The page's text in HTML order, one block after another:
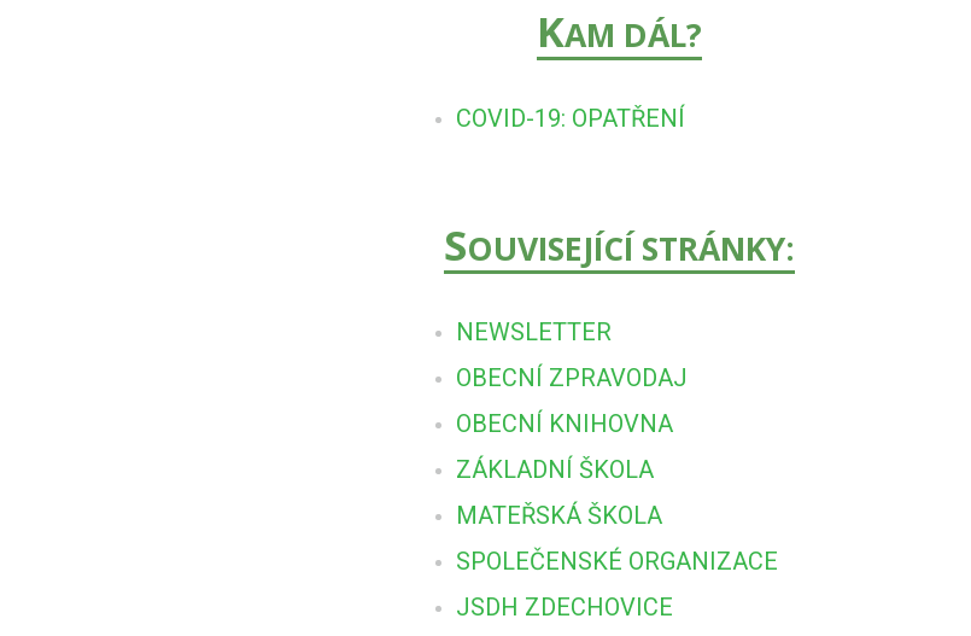
KAM DÁL?
COVID-19: OPATŘENÍ
SOUVISEJÍCÍ STRÁNKY:
NEWSLETTER
OBECNÍ ZPRAVODAJ
OBECNÍ KNIHOVNA
ZÁKLADNÍ ŠKOLA
MATEŘSKÁ ŠKOLA
SPOLEČENSKÉ ORGANIZACE
JSDH ZDECHOVICE